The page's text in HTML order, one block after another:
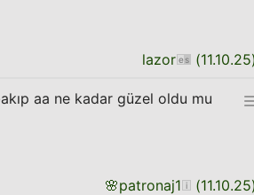
lazor (11.10.25
aa ne kadar güzel oldu mu
🌸patronaj1 (11.10.25